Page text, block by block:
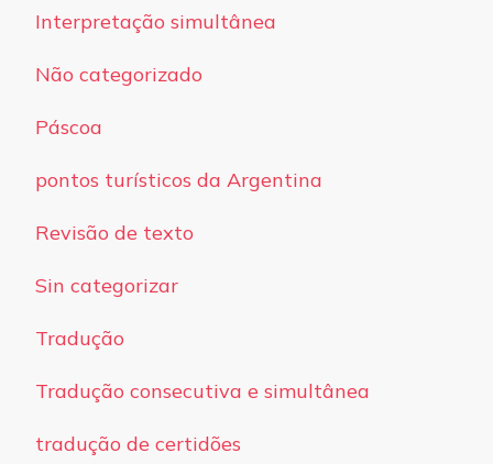
Interpretação simultânea
Não categorizado
Páscoa
pontos turísticos da Argentina
Revisão de texto
Sin categorizar
Tradução
Tradução consecutiva e simultânea
tradução de certidões